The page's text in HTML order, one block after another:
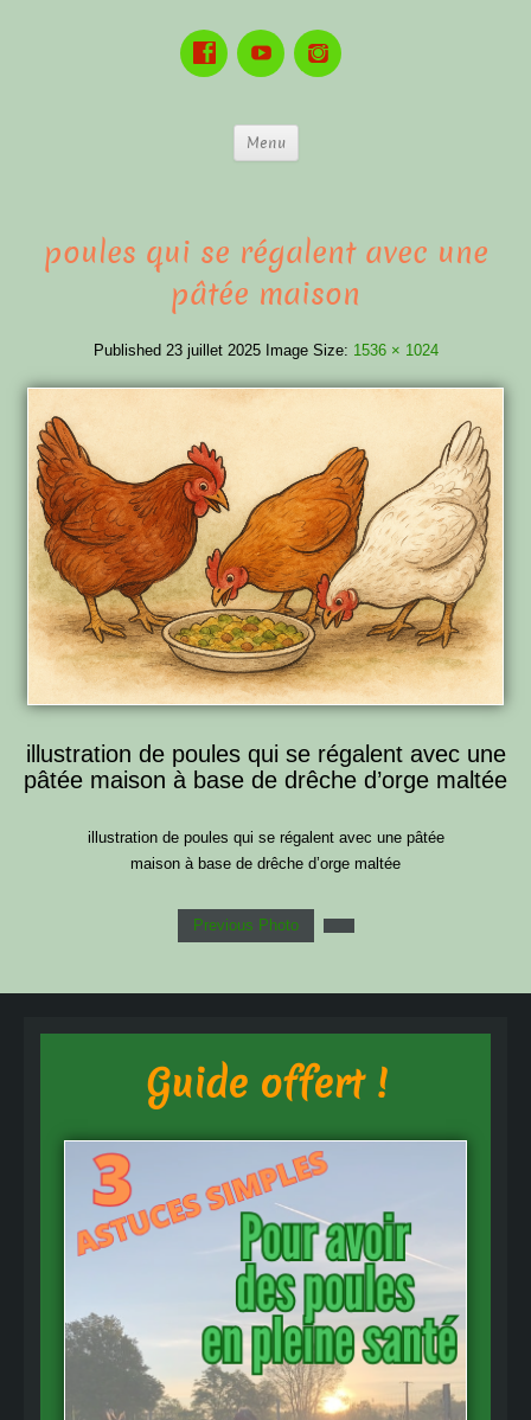
Menu
poules qui se régalent avec une
pâtée maison
Published 23 juillet 2025 Image Size: 1536 × 1024
illustration de poules qui se régalent avec une
pâtée maison à base de drêche d’orge maltée
illustration de poules qui se régalent avec une pâtée
maison à base de drêche d’orge maltée
Previous Photo
Guide offert !